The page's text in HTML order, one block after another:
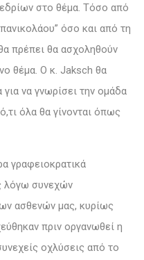
στο θέμα. Τόσο από
όσο και από τη
πρέπει θα ασχοληθούν
θέμα. Ο κ. Jaksch θα
να γνωρίσει την ομάδα
όλα θα γίνονται όπως
γραφειοκρατικά
λόγω συνεχών
ασθενών μας, κυρίως
πριν οργανωθεί η
οχλύσεις από το